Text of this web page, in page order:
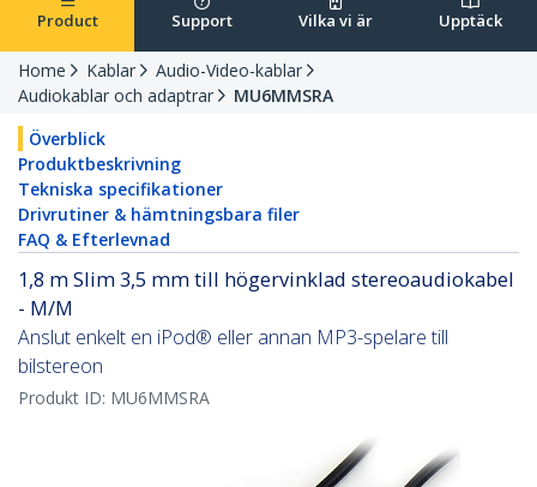
Product Support Vilka vi är Upptäck
Home Kablar
Audio-Video-kablar
Audiokablar och adaptrar
MU6MMSRA
Överblick
Produktbeskrivning
Tekniska specifikationer
Drivrutiner & hämtningsbara filer
FAQ & Efterlevnad
1,8 m Slim 3,5 mm till högervinklad stereoaudiokabel
- M/M
Anslut enkelt en iPod® eller annan MP3-spelare till
bilstereon
Produkt ID: MU6MMSRA